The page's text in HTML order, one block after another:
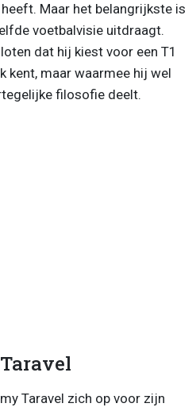
Maar het belangrijkste is
voetbalvisie uitdraagt.
dat hij kiest voor een T1
kent, maar waarmee hij wel
filosofie deelt.
Taravel zich op voor zijn